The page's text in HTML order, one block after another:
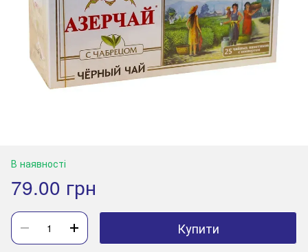
В наявності
79.00 грн
Купити